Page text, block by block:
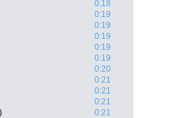
0:18
0:19
0:19
0:19
0:19
0:19
0:20
0:21
0:21
0:21
0:21